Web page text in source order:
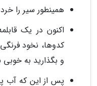
همینطور سیر را
اکنون در یک
کدوها، نخود
و بگذارید به
پس از این که آب